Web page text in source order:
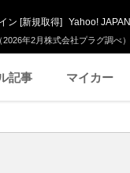
年2月株式会社プラグ調べ）
ン [新規取得] Yahoo! JAPAN
記事 マイカー